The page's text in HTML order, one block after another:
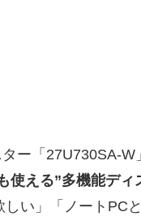
ー「27U730SA-W
使える”多機能ディ
しい」「ノートPC